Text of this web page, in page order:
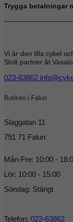
Trygga betalningar
Vi är den lilla cykel
Stolt partner åt
023-63862
Butiken i Falun
Slaggatan 11
791 71 Falun
Mån-Fre: 10:00 -
Lör: 10:00 - 15:00
Söndag: Stängt
Telefon: 023-63862